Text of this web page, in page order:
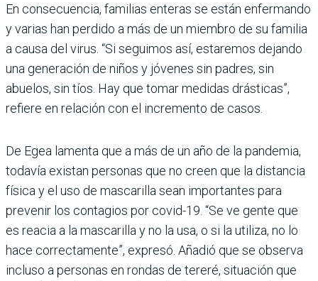
En consecuencia, familias enteras se están enfermando
y varias han perdido a más de un miembro de su familia
a causa del virus. “Si seguimos así, estaremos dejando
una generación de niños y jóve­nes sin padres, sin
abuelos, sin tíos. Hay que tomar medidas drásticas”,
refiere en relación con el incremento de casos.
De Egea lamenta que a más de un año de la pandemia,
toda­vía existan personas que no creen que la distancia
física y el uso de mascarilla sean importantes para
prevenir los contagios por covid-19. “Se ve gente que
es reacia a la mascarilla y no la usa, o si la utiliza, no lo
hace correc­tamente”, expresó. Añadió que se observa
incluso a per­sonas en rondas de tereré, situación que